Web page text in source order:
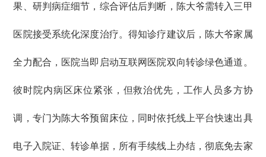
果、研判病症细节，综合评估后判断，陈大爷需转入三甲
医院接受系统化深度治疗。得知诊疗建议后，陈大爷家属
全力配合，医院当即启动互联网医院双向转诊绿色通道。
彼时院内病区床位紧张，但救治优先，工作人员多方协
调，专门为陈大爷预留床位，同时依托线上平台快速出具
电子入院证、转诊单据，所有手续线上办结，彻底免去家